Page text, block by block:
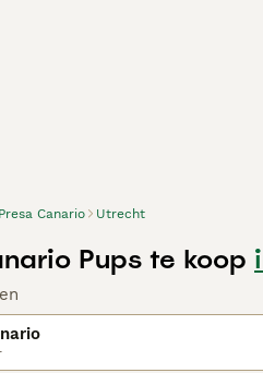
Presa Canario Utrecht
Pups te koop